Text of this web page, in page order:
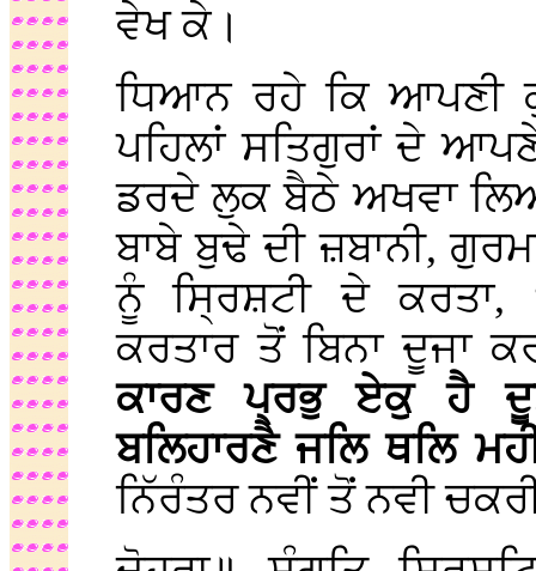
ਵੇਖ ਕੇ।
ਧਿਆਨ ਰਹੇ ਕਿ ਆਪਣੀ
ਪਹਿਲਾਂ ਸਤਿਗੁਰਾਂ ਦੇ
ਡਰਦੇ ਲੁਕ ਬੈਠੇ ਅਖਵਾ
ਬਾਬੇ ਬੁਢੇ ਦੀ ਜ਼ਬਾਨੀ,
ਨੂੰ ਸ੍ਰਿਸ਼ਟੀ ਦੇ ਕਰਤਾ,
ਕਰਤਾਰ ਤੋਂ ਬਿਨਾ ਦੂਜਾ
ਕਾਰਣ ਪ੍ਰਭੁ ਏਕੁ ਹੈ
ਬਲਿਹਾਰਣੈ ਜਲਿ ਥਲਿ
ਨਿੱਰੰਤਰ ਨਵੀਂ ਤੋਂ ਨਵੀ